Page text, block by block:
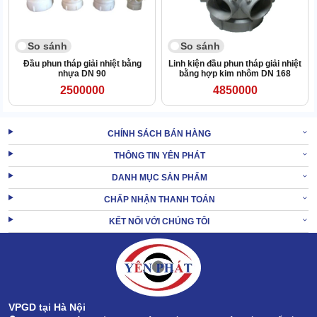
Đặc biệt là khi xếp cạnh các loại đầu phun làm bằng inox toàn
phần hoặc hợp kim nhôm. Vậy nên, chủ sở hữu sẽ tiết kiệm được
đáng kể chi phí bỏ ra.
Không chỉ có vậy, sức bền của đầu phun DN 60 cũng không hề
kém các đối thủ.
Vậy nên có thể chịu được áp lực lớn, rất hiếm khi bị nứt vỡ
bạn không phải mất tiền sửa chữa hay thay mới thường xuyên.
Ngoài ra, loại đầu phun này còn được bày bán rất rộng rãi, khi cần
là có thể lựa mua ngay. Không khan hiếm hay khó tìm kiếm như
So sánh
Đầu phun tháp giải nhiệt bằng
nhựa DN 90
2500000
So sánh
Linh kiện đầu phun tháp giải nhiệt
bằng hợp kim nhôm DN 168
4850000
CHÍNH SÁCH BÁN HÀNG
THÔNG TIN YÊN PHÁT
DANH MỤC SẢN PHẨM
CHẤP NHẬN THANH TOÁN
KẾT NỐI VỚI CHÚNG TÔI
VPGD tại Hà Nội